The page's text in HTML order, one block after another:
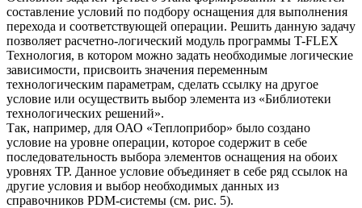
составление условий по подбору оснащения для выполнения
перехода и соответствующей операции. Решить данную задачу
позволяет расчетно-логический модуль программы T-FLEX
Технология, в котором можно задать необходимые логические
зависимости, присвоить значения переменным
технологическим параметрам, сделать ссылку на другое
условие или осуществить выбор элемента из «Библиотеки
технологических решений».
Так, например, для ОАО «Теплоприбор» было создано
условие на уровне операции, которое содержит в себе
последовательность выбора элементов оснащения на обоих
уровнях ТР. Данное условие объединяет в себе ряд ссылок на
другие условия и выбор необходимых данных из
справочников PDM-системы (см. рис. 5).